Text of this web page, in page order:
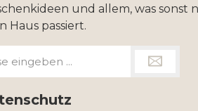
und allem, was sonst
Haus passiert.